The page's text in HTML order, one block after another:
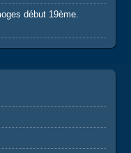
début 19ème.